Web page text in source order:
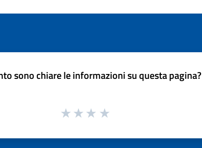
sono chiare le informazioni su questa pagina?